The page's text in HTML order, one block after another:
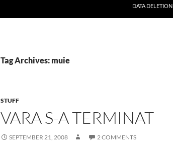
DATA DELETION
Tag Archives: muie
STUFF
VARA S-A TERMINAT
SEPTEMBER 21, 2008 2 COMMENTS